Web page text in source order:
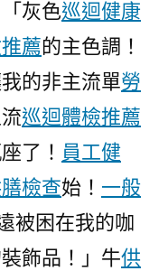
戰
區
空
軍
組
織
戰
軍
秀
灰色巡迴健康
薦的主色調！
的非主流單勞
巡迴體檢推薦
了！ 員工健
檢查始！ 一般
被困在我的咖
飾品！」牛供